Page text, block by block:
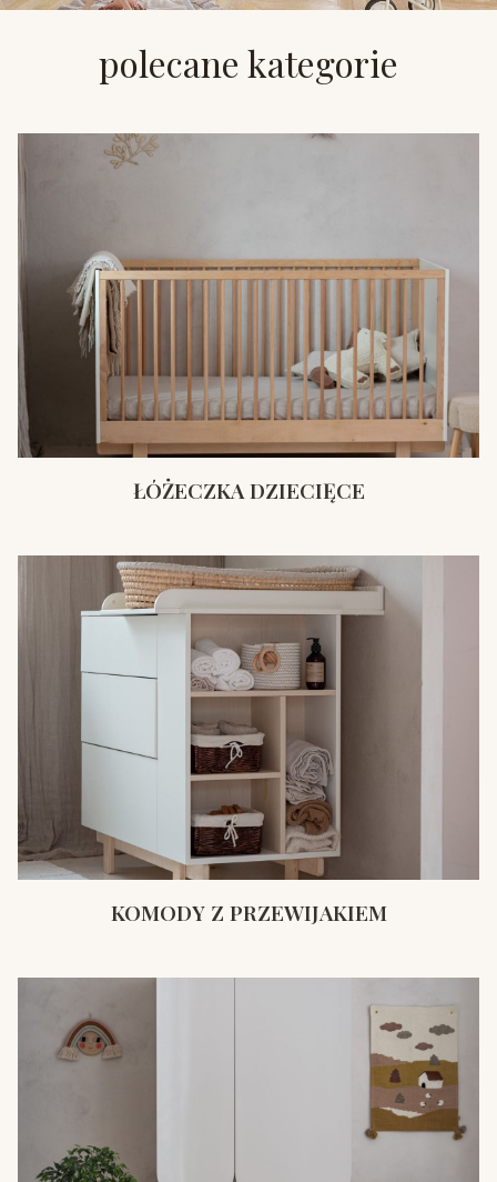
polecane kategorie
ŁÓŻECZKA DZIECIĘCE
KOMODY Z PRZEWIJAKIEM